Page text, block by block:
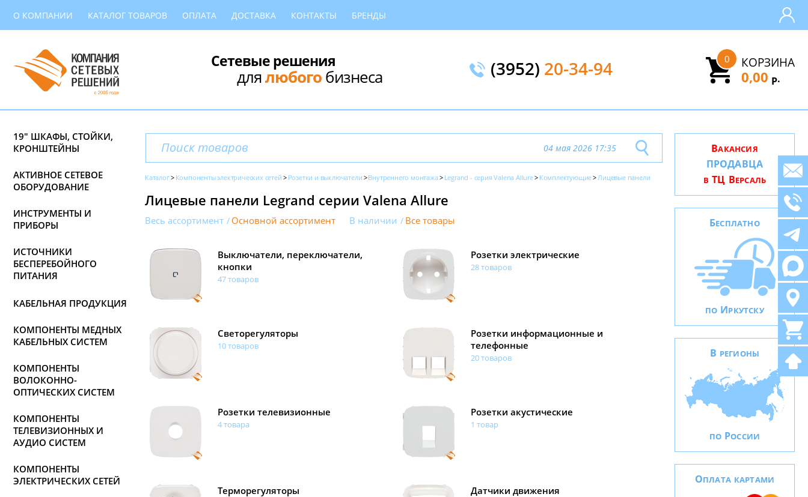
О КОМПАНИИ КАТАЛОГ ТОВАРОВ ОПЛАТА ДОСТАВКА КОНТАКТЫ БРЕНДЫ
Сетевые решения
длялюбогобизнеса (3952) 20-34-94 КОРЗИНА
0
0,00 Р.
19" ШКАФЫ, СТОЙКИ,
КРОНШТЕЙНЫ
АКТИВНОЕ СЕТЕВОЕ
ОБОРУДОВАНИЕ
ИНСТРУМЕНТЫ И
ПРИБОРЫ
ИСТОЧНИКИ
БЕСПЕРЕБОЙНОГО
ПИТАНИЯ
КАБЕЛЬНАЯ ПРОДУКЦИЯ
КОМПОНЕНТЫ МЕДНЫХ
КАБЕЛЬНЫХ СИСТЕМ
КОМПОНЕНТЫ
ВОЛОКОННО-
ОПТИЧЕСКИХ СИСТЕМ
КОМПОНЕНТЫ
ТЕЛЕВИЗИОННЫХ И
АУДИО СИСТЕМ
КОМПОНЕНТЫ
ЭЛЕКТРИЧЕСКИХ СЕТЕЙ
04 мая 2026 17:35
Каталог Компоненты электрических сетей Розетки и выключатели Внутреннего монтажа Legrand - серия Valena Allure Комплектующие Лицевые панели
Лицевые панели Legrand серии Valena Allure
Весь ассортимент Основной ассортимент В наличии Все товары
Выключатели, переключатели,
кнопки
47 товаров
Розетки электрические
28 товаров
Светорегуляторы
10 товаров
Розетки информационные и
телефонные
20 товаров
Розетки телевизионные
4 товара
Розетки акустические
1 товар
Терморегуляторы Датчики движения
ВАКАНСИЯ
ПРОДАВЦА
В ТЦ ВЕРСАЛЬ
БЕСПЛАТНО
ПО ИРКУТСКУ
В РЕГИОНЫ
ПО РОССИИ
ОПЛАТА КАРТАМИ